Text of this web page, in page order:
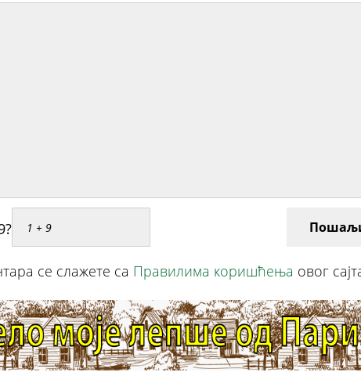
се слажете са Правилима коришћења овог